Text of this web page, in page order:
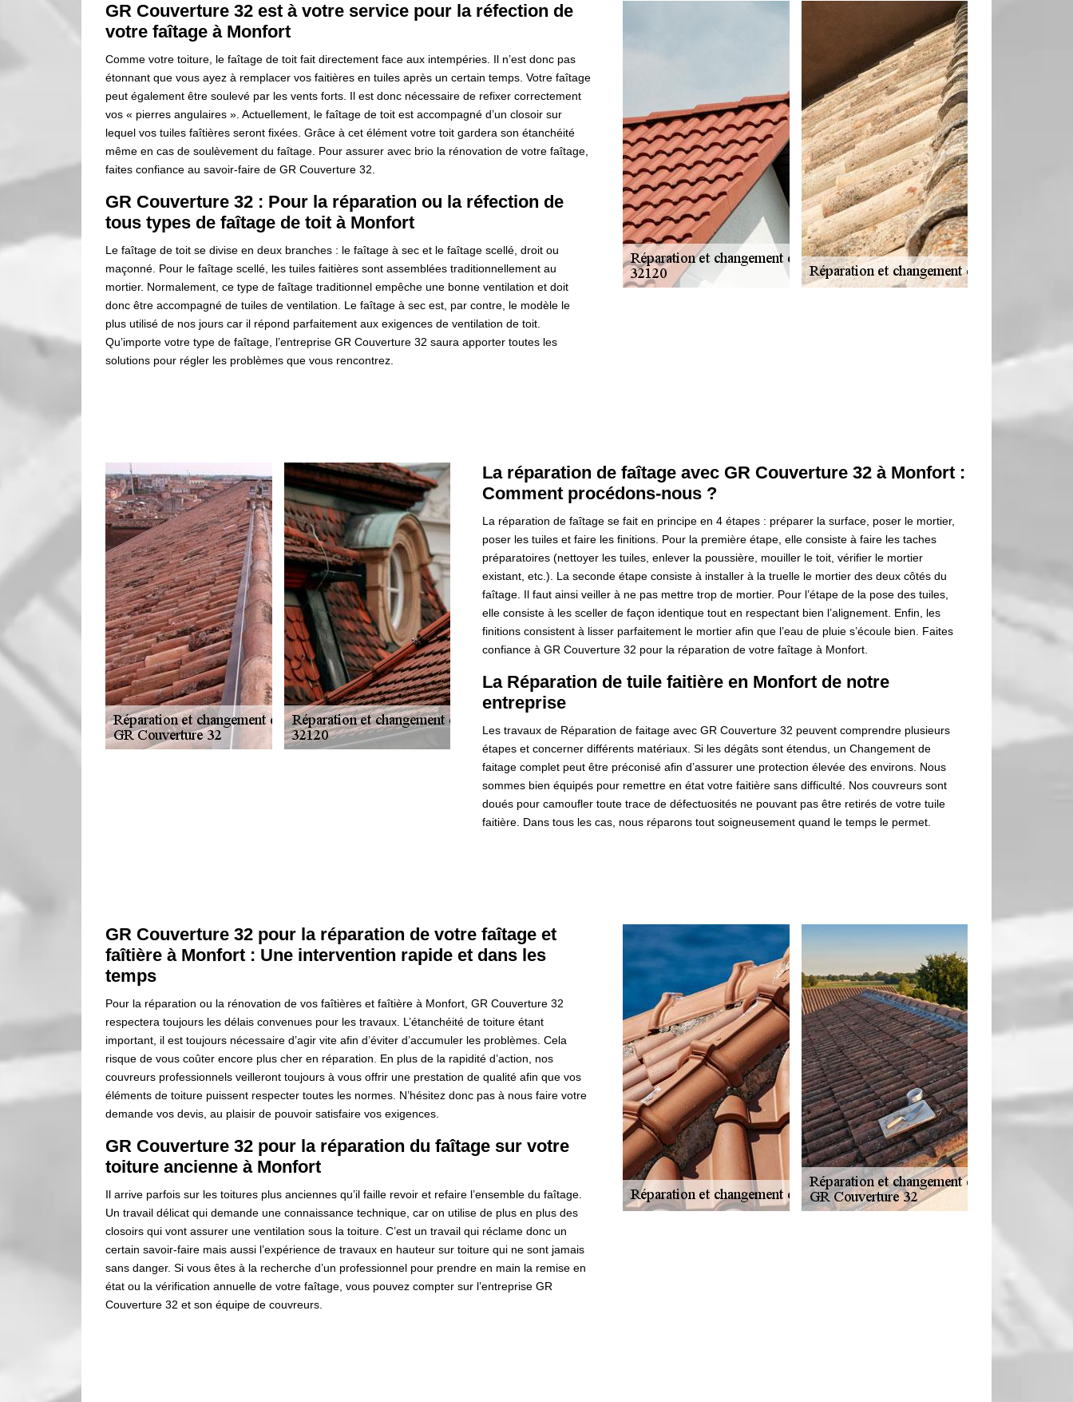
GR Couverture 32 est à votre service pour la réfection de
votre faîtage à Monfort
Comme votre toiture, le faîtage de toit fait directement face aux intempéries. Il n’est donc pas
étonnant que vous ayez à remplacer vos faitières en tuiles après un certain temps. Votre faîtage
peut également être soulevé par les vents forts. Il est donc nécessaire de refixer correctement
vos « pierres angulaires ». Actuellement, le faîtage de toit est accompagné d’un closoir sur
lequel vos tuiles faîtières seront fixées. Grâce à cet élément votre toit gardera son étanchéité
même en cas de soulèvement du faîtage. Pour assurer avec brio la rénovation de votre faîtage,
faites confiance au savoir-faire de GR Couverture 32.
GR Couverture 32 : Pour la réparation ou la réfection de
tous types de faîtage de toit à Monfort
Le faîtage de toit se divise en deux branches : le faîtage à sec et le faîtage scellé, droit ou
maçonné. Pour le faîtage scellé, les tuiles faitières sont assemblées traditionnellement au
mortier. Normalement, ce type de faîtage traditionnel empêche une bonne ventilation et doit
donc être accompagné de tuiles de ventilation. Le faîtage à sec est, par contre, le modèle le
plus utilisé de nos jours car il répond parfaitement aux exigences de ventilation de toit.
Qu’importe votre type de faîtage, l’entreprise GR Couverture 32 saura apporter toutes les
solutions pour régler les problèmes que vous rencontrez.
La réparation de faîtage avec GR Couverture 32 à Monfort :
Comment procédons-nous ?
La réparation de faîtage se fait en principe en 4 étapes : préparer la surface, poser le mortier,
poser les tuiles et faire les finitions. Pour la première étape, elle consiste à faire les taches
préparatoires (nettoyer les tuiles, enlever la poussière, mouiller le toit, vérifier le mortier
existant, etc.). La seconde étape consiste à installer à la truelle le mortier des deux côtés du
faîtage. Il faut ainsi veiller à ne pas mettre trop de mortier. Pour l’étape de la pose des tuiles,
elle consiste à les sceller de façon identique tout en respectant bien l’alignement. Enfin, les
finitions consistent à lisser parfaitement le mortier afin que l’eau de pluie s’écoule bien. Faites
confiance à GR Couverture 32 pour la réparation de votre faîtage à Monfort.
La Réparation de tuile faitière en Monfort de notre
entreprise
Les travaux de Réparation de faitage avec GR Couverture 32 peuvent comprendre plusieurs
étapes et concerner différents matériaux. Si les dégâts sont étendus, un Changement de
faitage complet peut être préconisé afin d’assurer une protection élevée des environs. Nous
sommes bien équipés pour remettre en état votre faitière sans difficulté. Nos couvreurs sont
doués pour camoufler toute trace de défectuosités ne pouvant pas être retirés de votre tuile
faitière. Dans tous les cas, nous réparons tout soigneusement quand le temps le permet.
GR Couverture 32 pour la réparation de votre faîtage et
faîtière à Monfort : Une intervention rapide et dans les
temps
Pour la réparation ou la rénovation de vos faîtières et faîtière à Monfort, GR Couverture 32
respectera toujours les délais convenues pour les travaux. L’étanchéité de toiture étant
important, il est toujours nécessaire d’agir vite afin d’éviter d’accumuler les problèmes. Cela
risque de vous coûter encore plus cher en réparation. En plus de la rapidité d’action, nos
couvreurs professionnels veilleront toujours à vous offrir une prestation de qualité afin que vos
éléments de toiture puissent respecter toutes les normes. N’hésitez donc pas à nous faire votre
demande vos devis, au plaisir de pouvoir satisfaire vos exigences.
GR Couverture 32 pour la réparation du faîtage sur votre
toiture ancienne à Monfort
Il arrive parfois sur les toitures plus anciennes qu’il faille revoir et refaire l’ensemble du faîtage.
Un travail délicat qui demande une connaissance technique, car on utilise de plus en plus des
closoirs qui vont assurer une ventilation sous la toiture. C’est un travail qui réclame donc un
certain savoir-faire mais aussi l’expérience de travaux en hauteur sur toiture qui ne sont jamais
sans danger. Si vous êtes à la recherche d’un professionnel pour prendre en main la remise en
état ou la vérification annuelle de votre faîtage, vous pouvez compter sur l’entreprise GR
Couverture 32 et son équipe de couvreurs.